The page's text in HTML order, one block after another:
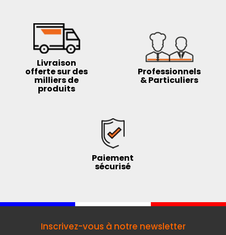
Livraison
offerte sur des
milliers de
produits
Professionnels
& Particuliers
Paiement
sécurisé
Inscrivez-vous à notre newsletter